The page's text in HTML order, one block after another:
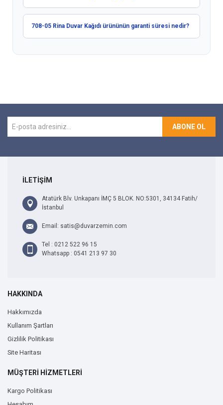
708-05 Rina Duvar Kağıdı ürününün garanti süresi nedir?
ABONE OL
İLETİŞİM
Atatürk Blv. Unkapanı İMÇ 5 BLOK. NO:5301, 34134 Fatih/
İstanbul
Email: satis@duvarzemin.com
Tel : 0212 522 96 15
Whatsapp : 0541 213 97 30
HAKKINDA
Hakkımızda
Kullanım Şartları
Gizlilik Politikası
Site Haritası
MÜŞTERİ HİZMETLERİ
Kargo Politikası